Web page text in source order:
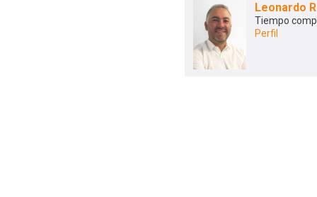
Leonardo
Tiempo
Perfil